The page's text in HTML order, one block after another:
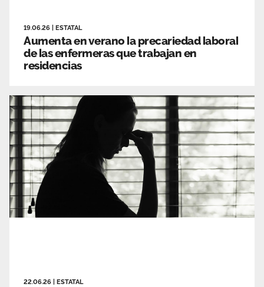
19.06.26 ESTATAL
Aumenta en verano la precariedad laboral
de las enfermeras que trabajan en
residencias
22.06.26 ESTATAL